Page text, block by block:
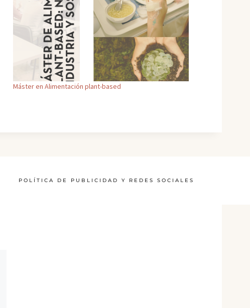
Máster en Alimentación plant-based
POLÍTICA DE PUBLICIDAD Y REDES SOCIALES